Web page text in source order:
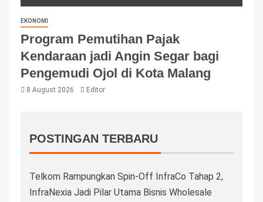
EKONOMI
Program Pemutihan Pajak
Kendaraan jadi Angin Segar bagi
Pengemudi Ojol di Kota Malang
8 August 2026 Editor
POSTINGAN TERBARU
Telkom Rampungkan Spin-Off InfraCo Tahap 2,
InfraNexia Jadi Pilar Utama Bisnis Wholesale